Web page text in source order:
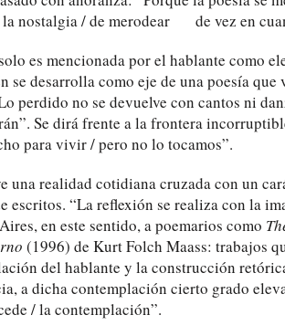
nostalgia / de merodear de vez en
es mencionada por el hablante como
se desarrolla como eje de una poesía
perdido no se devuelve con cantos ni
Se dirá frente a la frontera
para vivir / pero no lo tocamos”.
una realidad cotidiana cruzada con un
escritos. “La reflexión se realiza con
en este sentido, a poemarios como
(1996) de Kurt Folch Maass: trabajos
del hablante y la construcción
a dicha contemplación cierto grado
/ la contemplación”.